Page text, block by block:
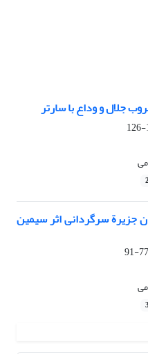
جلال و وداع با سارتر
جزیرة سرگردانی اثر سیمین
77-91